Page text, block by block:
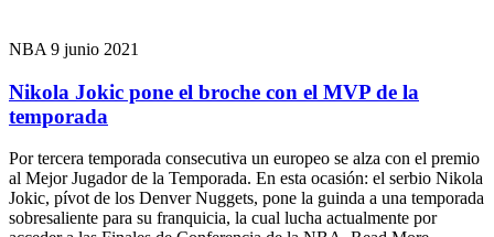
NBA 9 junio 2021
Nikola Jokic pone el broche con el MVP de la
temporada
Por tercera temporada consecutiva un europeo se alza con el premio
al Mejor Jugador de la Temporada. En esta ocasión: el serbio Nikola
Jokic, pívot de los Denver Nuggets, pone la guinda a una temporada
sobresaliente para su franquicia, la cual lucha actualmente por